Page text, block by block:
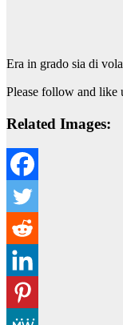
Era in grado sia di
Please follow and like
Related Images: